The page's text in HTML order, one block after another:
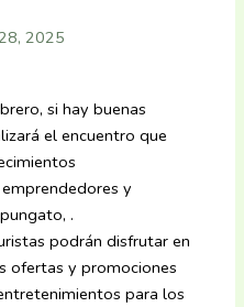
2025
si hay buenas
el encuentro que
y
.
podrán disfrutar en
ofertas y promociones
para los